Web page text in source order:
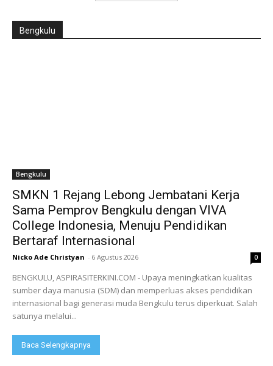
Bengkulu
Bengkulu
SMKN 1 Rejang Lebong Jembatani Kerja
Sama Pemprov Bengkulu dengan VIVA
College Indonesia, Menuju Pendidikan
Bertaraf Internasional
Nicko Ade Christyan - 6 Agustus 2026 0
BENGKULU, ASPIRASITERKINI.COM - Upaya meningkatkan kualitas
sumber daya manusia (SDM) dan memperluas akses pendidikan
internasional bagi generasi muda Bengkulu terus diperkuat. Salah
satunya melalui...
Baca Selengkapnya